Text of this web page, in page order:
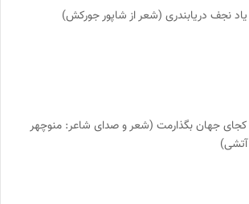
یاد نجف دریابندری (شعر از شاپور جورکش)
کجای جهان بگذارمت (شعر و صدای شاعر: منوچهر
آتشی)